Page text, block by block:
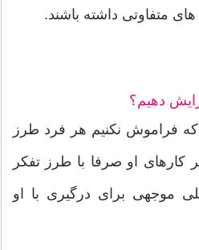
متفاوتی داشته باشند.
دهیم؟
فراموش نکنیم هر فرد طرز
کارهای او صرفا با طرز تفکر
موجهی برای درگیری با او